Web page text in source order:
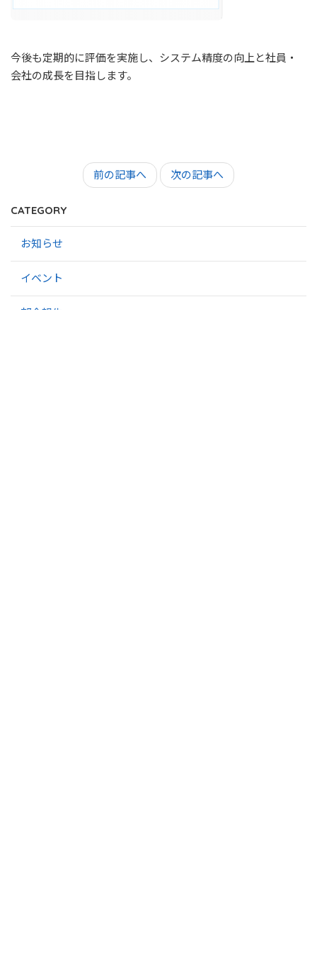
今後も定期的に評価を実施し、システム精度の向上と社員・
会社の成長を目指します。
前の記事へ 次の記事へ
CATEGORY
お知らせ
イベント
部会報告